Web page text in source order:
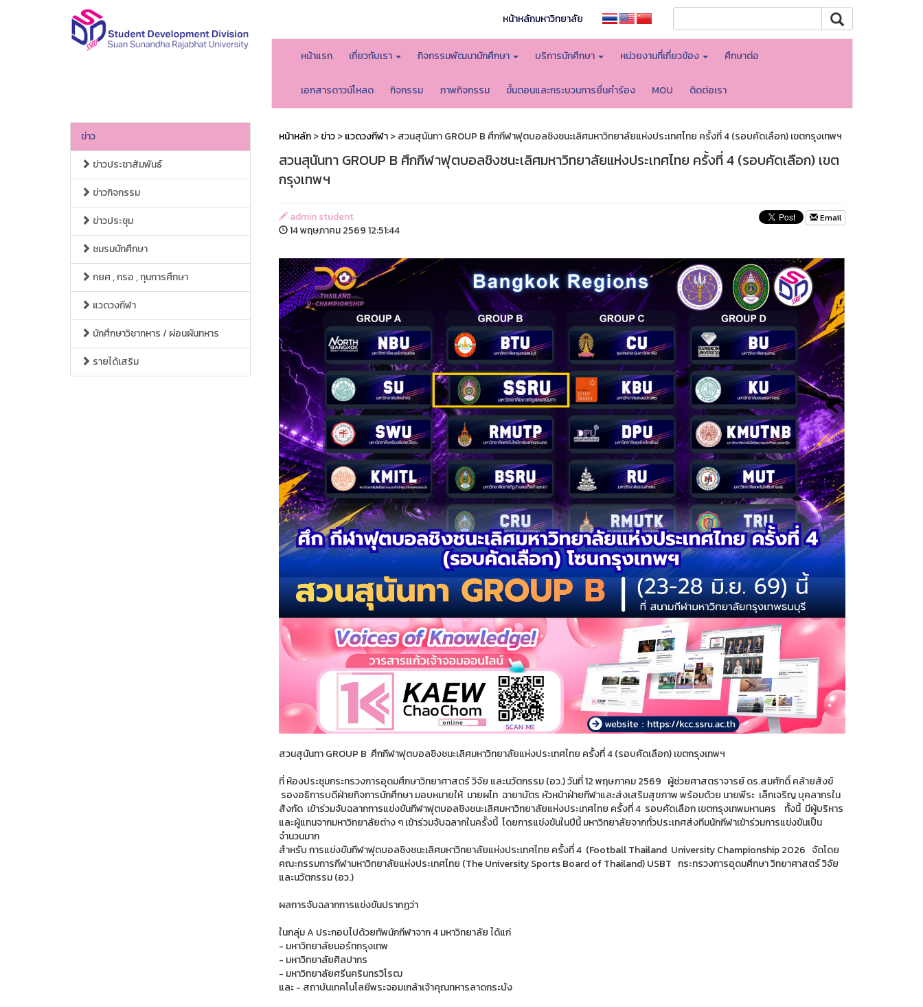
หน้าหลักมหาวิทยาลัย
หน้าแรก เกี่ยวกับเรา กิจกรรมพัฒนานักศึกษา บริการนักศึกษา หน่วยงานที่เกี่ยวข้อง ศึกษาต่อ
เอกสารดาวน์โหลด กิจกรรม ภาพกิจกรรม ขั้นตอนและกระบวนการยื่นคำร้อง MOU ติดต่อเรา
ข่าว
ข่าวประชาสัมพันธ์
ข่าวกิจกรรม
ข่าวประชุม
ชมรมนักศึกษา
กยศ , กรอ , ทุนการศึกษา
แวดวงกีฬา
นักศึกษาวิชาทหาร / ผ่อนผันทหาร
รายได้เสริม
หน้าหลัก>ข่าว>แวดวงกีฬา> สวนสุนันทา GROUP B ศึกกีฬาฟุตบอลชิงชนะเลิศมหาวิทยาลัยแห่งประเทศไทย ครั้งที่ 4 (รอบคัดเลือก) เขตกรุงเทพฯ
สวนสุนันทา GROUP B ศึกกีฬาฟุตบอลชิงชนะเลิศมหาวิทยาลัยแห่งประเทศไทย ครั้งที่ 4 (รอบคัดเลือก) เขต
กรุงเทพฯ
admin student
14 พฤษภาคม 2569 12:51:44
Email
สวนสุนันทา GROUP B ศึกกีฬาฟุตบอลชิงชนะเลิศมหาวิทยาลัยแห่งประเทศไทย ครั้งที่ 4 (รอบคัดเลือก) เขตกรุงเทพฯ
ที่ ห้องประชุมกระทรวงการอุดมศึกษาวิทยาศาสตร์ วิจัย และนวัตกรรม (อว.) วันที่ 12 พฤษภาคม 2569 ผู้ช่วยศาสตราจารย์ ดร.สมศักดิ์ คล้ายสังข์
รองอธิการบดีฝ่ายกิจการนักศึกษา มอบหมายให้ นายผไท ฉายาบัตร หัวหน้าฝ่ายกีฬาและส่งเสริมสุขภาพ พร้อมด้วย นายพีระ เล็กเจริญ บุคลากรใน
สังกัด เข้าร่วมจับฉลากการแข่งขันกีฬาฟุตบอลชิงชนะเลิศมหาวิทยาลัยแห่งประเทศไทย ครั้งที่ 4 รอบคัดเลือก เขตกรุงเทพมหานคร ทั้งนี้ มีผู้บริหาร
และผู้แทนจากมหาวิทยาลัยต่าง ๆ เข้าร่วมจับฉลากในครั้งนี้ โดยการแข่งขันในปีนี้ มหาวิทยาลัยจากทั่วประเทศส่งทีมนักกีฬาเข้าร่วมการแข่งขันเป็น
จำนวนมาก
สำหรับ การแข่งขันกีฬาฟุตบอลชิงชนะเลิศมหาวิทยาลัยแห่งประเทศไทย ครั้งที่ 4 (Football Thailand University Championship 2026 จัดโดย
คณะกรรมการกีฬามหาวิทยาลัยแห่งประเทศไทย (The University Sports Board of Thailand) USBT กระทรวงการอุดมศึกษา วิทยาศาสตร์ วิจัย
และนวัตกรรม (อว.)
ผลการจับฉลากการแข่งขันปรากฏว่า
ในกลุ่ม A ประกอบไปด้วยทัพนักกีฬาจาก 4 มหาวิทยาลัย ได้แก่
- มหาวิทยาลัยนอร์ทกรุงเทพ
- มหาวิทยาลัยศิลปากร
- มหาวิทยาลัยศรีนครินทรวิโรฒ
และ - สถาบันเทคโนโลยีพระจอมเกล้าเจ้าคุณทหารลาดกระบัง